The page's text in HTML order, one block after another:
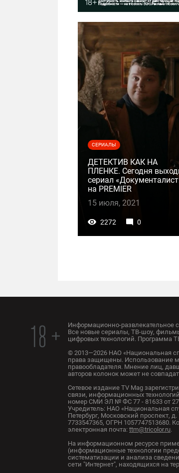
СЕРИАЛЫ
ДЕТЕКТИВ КАК НА
ПЛЕНКЕ. Сегодня
сериал
на PREMIER
15 июля, 2021
2272 0
18 +
Информационно-развлекательное
Все новые сериалы, ТВ-шоу,
цифровых технологий. Программа
© 2013—2026 НАО «Национальная
права защищены. Использование
правообладателя. Мнение лиц,
авторов колонок может не
Сетевое издание TV Mag
связи, информационных
номер СМИ ЭЛ № ФС 77 - 81633 от
Учредитель: НАО «Национальная
Петербург, Московский проспект,
7733547365, ОГРН 1057747513680.
электронная почта: ttm@tricolor.ru.
На информационном ресурсе
(информационные технологии
систематизации и анализа
сети "Интернет", находящихся на